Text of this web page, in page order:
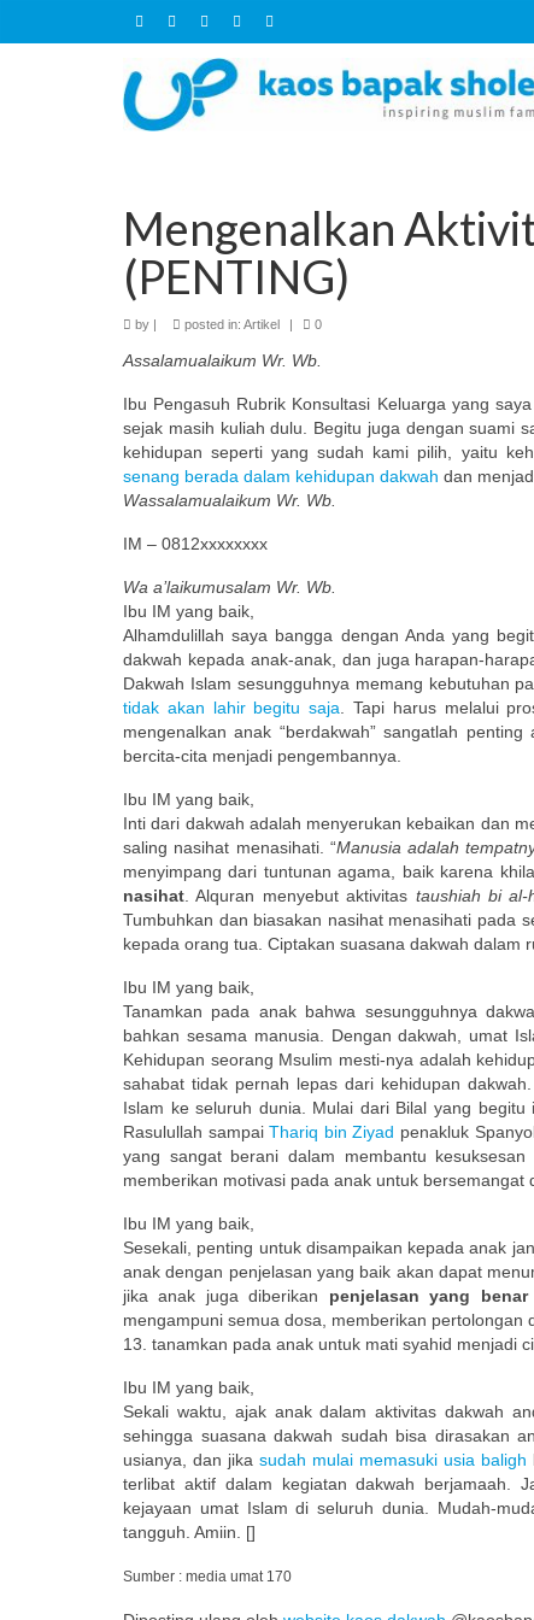
Mengenalkan
(PENTING)
by posted in: Artikel 0
Assalamualaikum Wr. Wb.
Ibu Pengasuh Rubrik Konsultasi Keluarga yang
sejak masih kuliah dulu. Begitu juga dengan suami
kehidupan seperti yang sudah kami pilih, yaitu
senang berada dalam kehidupan dakwah dan
Wassalamualaikum Wr. Wb.
IM – 0812xxxxxxxx
Wa a’laikumusalam Wr. Wb.
Ibu IM yang baik,
Alhamdulillah saya bangga dengan Anda yang
dakwah kepada anak-anak, dan juga harapan-
Dakwah Islam sesungguhnya memang kebutuhan
tidak akan lahir begitu saja. Tapi harus melalui
mengenalkan anak “berdakwah” sangatlah
bercita-cita menjadi pengembannya.
Ibu IM yang baik,
Inti dari dakwah adalah menyerukan kebaikan dan
saling nasihat menasihati. “Manusia adalah
menyimpang dari tuntunan agama, baik karena
nasihat. Alquran menyebut aktivitas taushiah bi al-
Tumbuhkan dan biasakan nasihat menasihati pada
kepada orang tua. Ciptakan suasana dakwah dalam
Ibu IM yang baik,
Tanamkan pada anak bahwa sesungguhnya
bahkan sesama manusia. Dengan dakwah, umat
Kehidupan seorang Msulim mesti-nya adalah
sahabat tidak pernah lepas dari kehidupan
Islam ke seluruh dunia. Mulai dari Bilal yang
Rasulullah sampaiThariq bin Ziyad penakluk
yang sangat berani dalam membantu
memberikan motivasi pada anak untuk bersemangat
Ibu IM yang baik,
Sesekali, penting untuk disampaikan kepada anak
anak dengan penjelasan yang baik akan dapat
jika anak juga diberikan penjelasan yang
mengampuni semua dosa, memberikan
13. tanamkan pada anak untuk mati syahid menjadi
Ibu IM yang baik,
Sekali waktu, ajak anak dalam aktivitas dakwah
sehingga suasana dakwah sudah bisa dirasakan
usianya, dan jika sudah mulai memasuki usia baligh
terlibat aktif dalam kegiatan dakwah berjamaah.
kejayaan umat Islam di seluruh dunia. Mudah-
tangguh. Amiin. []
Sumber : media umat 170